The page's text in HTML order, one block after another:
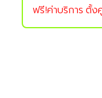
ฟรี!ค่าบริการ ตั้ง